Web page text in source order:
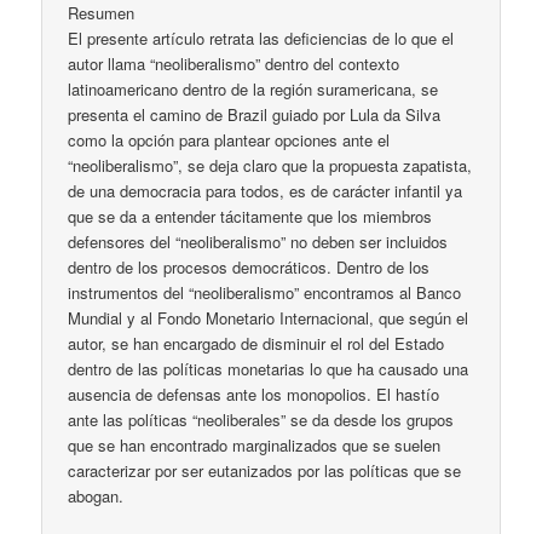
Resumen
El presente artículo retrata las deficiencias de lo que el
autor llama “neoliberalismo” dentro del contexto
latinoamericano dentro de la región suramericana, se
presenta el camino de Brazil guiado por Lula da Silva
como la opción para plantear opciones ante el
“neoliberalismo”, se deja claro que la propuesta zapatista,
de una democracia para todos, es de carácter infantil ya
que se da a entender tácitamente que los miembros
defensores del “neoliberalismo” no deben ser incluidos
dentro de los procesos democráticos. Dentro de los
instrumentos del “neoliberalismo” encontramos al Banco
Mundial y al Fondo Monetario Internacional, que según el
autor, se han encargado de disminuir el rol del Estado
dentro de las políticas monetarias lo que ha causado una
ausencia de defensas ante los monopolios. El hastío
ante las políticas “neoliberales” se da desde los grupos
que se han encontrado marginalizados que se suelen
caracterizar por ser eutanizados por las políticas que se
abogan.